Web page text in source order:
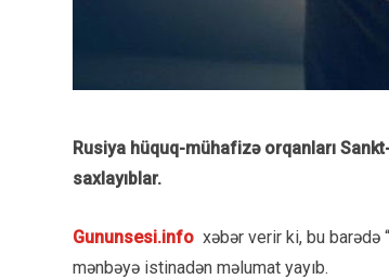
Rusiya hüquq-mühafizə orqanları
saxlayıblar.
Gununsesi.info xəbər verir ki, bu barədə
mənbəyə istinadən məlumat yayıb.